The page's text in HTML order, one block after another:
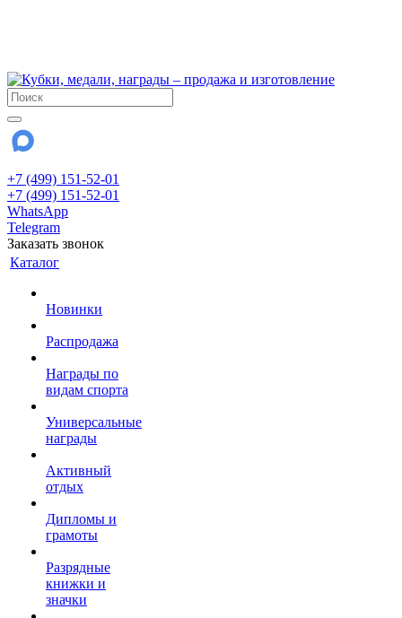
+7 (499) 151-52-01
+7 (499) 151-52-01
WhatsApp
Telegram
Заказать звонок
Каталог
Новинки
Распродажа
Награды по
видам спорта
Универсальные
награды
Активный
отдых
Дипломы и
грамоты
Разрядные
книжки и
значки